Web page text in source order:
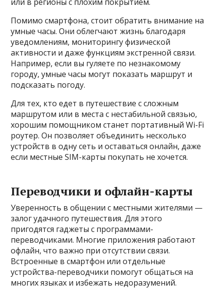
Помимо смартфона, стоит обратить внимание на
умные часы. Они облегчают жизнь благодаря
уведомлениям, мониторингу физической
активности и даже функциям экстренной связи.
Например, если вы гуляете по незнакомому
городу, умные часы могут показать маршрут и
подсказать погоду.
Для тех, кто едет в путешествие с сложным
маршрутом или в места с нестабильной связью,
хорошим помощником станет портативный Wi-Fi
роутер. Он позволяет объединить несколько
устройств в одну сеть и оставаться онлайн, даже
если местные SIM-карты покупать не хочется.
Переводчики и офлайн-карты
Уверенность в общении с местными жителями —
залог удачного путешествия. Для этого
пригодятся гаджеты с программами-
переводчиками. Многие приложения работают
офлайн, что важно при отсутствии связи.
Встроенные в смартфон или отдельные
устройства-переводчики помогут общаться на
многих языках и избежать недоразумений.